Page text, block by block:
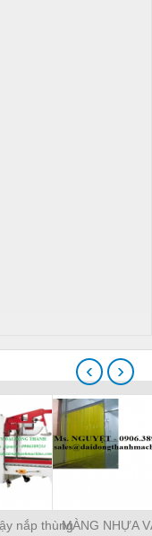
nắp thùngMÀNG NHỰA
‹ ›